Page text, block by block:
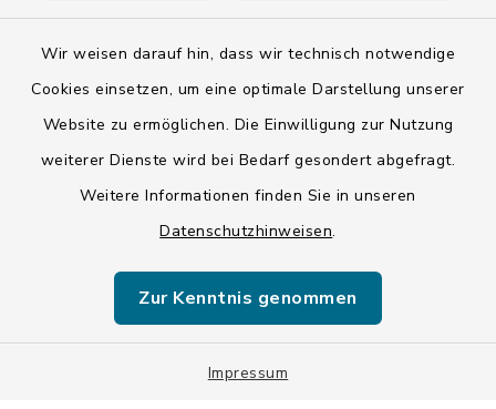
Wir weisen darauf hin, dass wir technisch notwendige
Cookies einsetzen, um eine optimale Darstellung unserer
Website zu ermöglichen. Die Einwilligung zur Nutzung
weiterer Dienste wird bei Bedarf gesondert abgefragt.
Weitere Informationen finden Sie in unseren
Datenschutzhinweisen.
Zur Kenntnis genommen
Impressum
Kontakt
Datenschutz
Sitemap